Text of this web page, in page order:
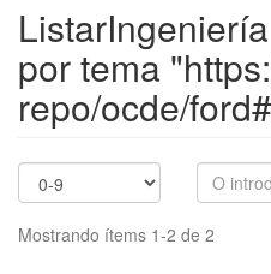
por tema
repo/ocde/
Mostrando ítems 1-2 de 2